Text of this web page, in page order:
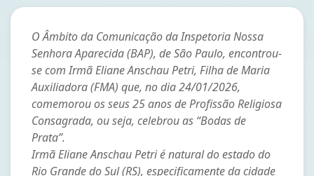
O Âmbito da Comunicação da Inspetoria Nossa
Senhora Aparecida (BAP), de São Paulo, encontrou-
se com Irmã Eliane Anschau Petri, Filha de Maria
Auxiliadora (FMA) que, no dia 24/01/2026,
comemorou os seus 25 anos de Profissão Religiosa
Consagrada, ou seja, celebrou as “Bodas de
Prata”.
Irmã Eliane Anschau Petri é natural do estado do
Rio Grande do Sul (RS), especificamente da cidade